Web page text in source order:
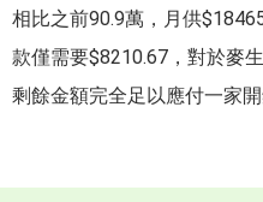
相比之前90.9萬，月供
款僅需要$8210.67，對於麥
剩餘金額完全足以應付一家開